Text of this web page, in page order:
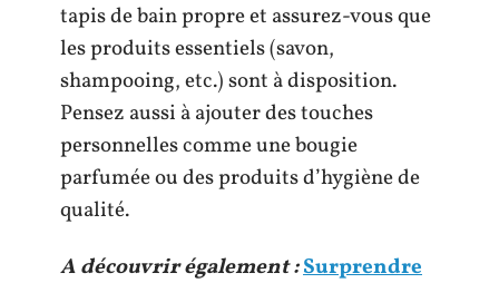
tapis de bain propre et assurez-vous que
les produits essentiels (savon,
shampooing, etc.) sont à disposition.
Pensez aussi à ajouter des touches
personnelles comme une bougie
parfumée ou des produits d’hygiène de
qualité.
A découvrir également :Surprendre